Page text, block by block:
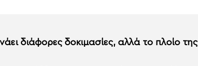
διάφορες δοκιμασίες, αλλά το πλοίο της